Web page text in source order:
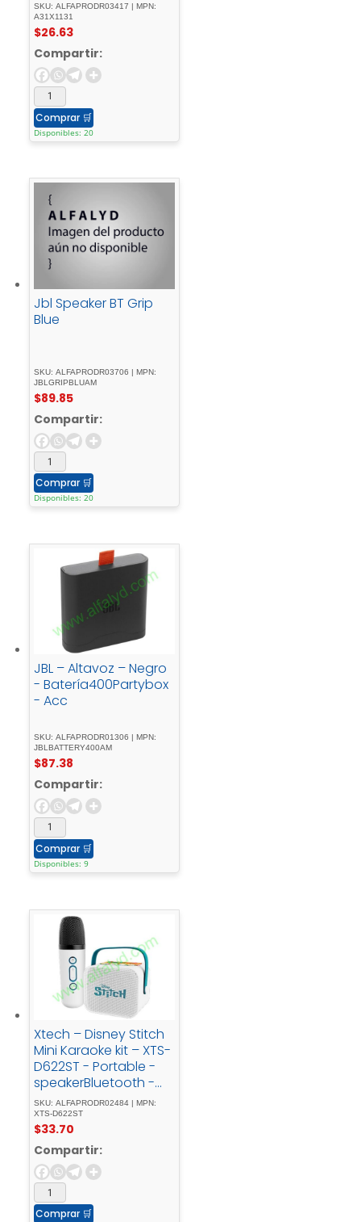
SKU: ALFAPRODR03417 | MPN:
A31X1131
$26.63
Compartir:
Comprar 🛒
Disponibles: 20
Jbl Speaker BT Grip
Blue
SKU: ALFAPRODR03706 | MPN:
JBLGRIPBLUAM
$89.85
Compartir:
Comprar 🛒
Disponibles: 20
JBL – Altavoz – Negro
- Batería400Partybox
- Acc
SKU: ALFAPRODR01306 | MPN:
JBLBATTERY400AM
$87.38
Compartir:
Comprar 🛒
Disponibles: 9
Xtech – Disney Stitch
Mini Karaoke kit – XTS-
D622ST - Portable -
speakerBluetooth -
5.3
SKU: ALFAPRODR02484 | MPN:
XTS-D622ST
$33.70
Compartir:
Comprar 🛒